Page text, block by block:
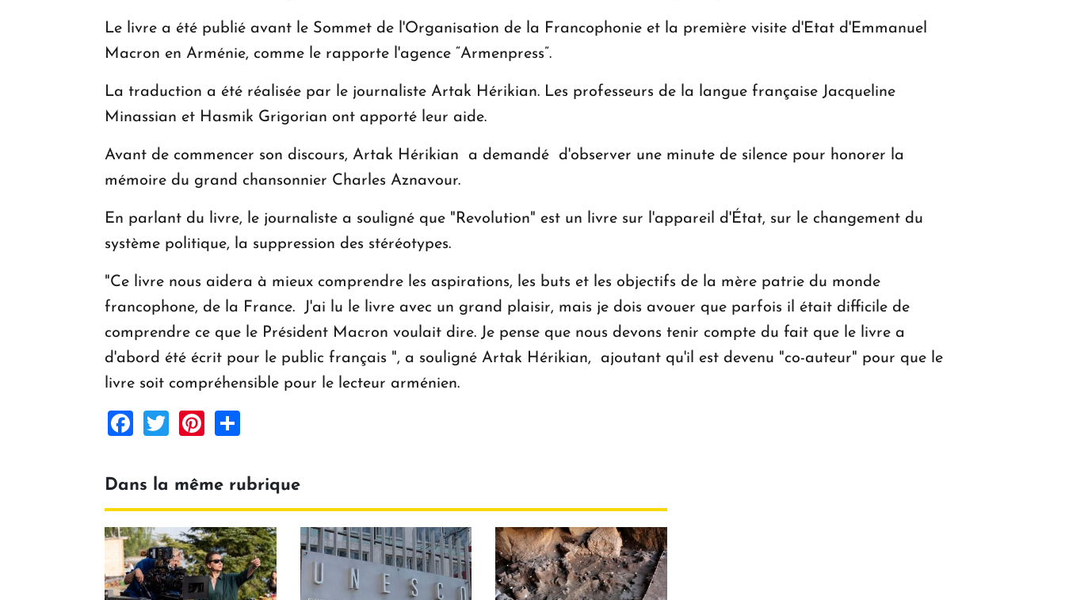
d'Arménie ouvrira ses portes à Dilijan
Le livre a été publié avant le Sommet de l'Organisation de la Francophonie et la première visite d'Etat d'Emmanuel
Macron en Arménie, comme le rapporte l'agence “Armenpress”.
La traduction a été réalisée par le journaliste Artak Hérikian. Les professeurs de la langue française Jacqueline
Minassian et Hasmik Grigorian ont apporté leur aide.
Avant de commencer son discours, Artak Hérikian a demandé d'observer une minute de silence pour honorer la
mémoire du grand chansonnier Charles Aznavour.
En parlant du livre, le journaliste a souligné que "Revolution" est un livre sur l'appareil d'État, sur le changement du
système politique, la suppression des stéréotypes.
"Ce livre nous aidera à mieux comprendre les aspirations, les buts et les objectifs de la mère patrie du monde
francophone, de la France. J'ai lu le livre avec un grand plaisir, mais je dois avouer que parfois il était difficile de
comprendre ce que le Président Macron voulait dire. Je pense que nous devons tenir compte du fait que le livre a
d'abord été écrit pour le public français ", a souligné Artak Hérikian, ajoutant qu'il est devenu "co-auteur" pour que le
livre soit compréhensible pour le lecteur arménien.
Facebook
TwitterPinterest
Dans la même rubrique